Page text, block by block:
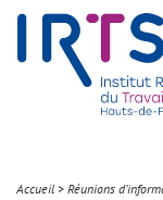
Accueil > Réunions